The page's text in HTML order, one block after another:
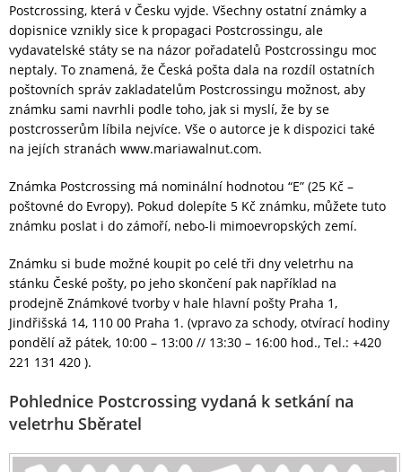
Postcrossing, která v Česku vyjde. Všechny ostatní známky a
dopisnice vznikly sice k propagaci Postcrossingu, ale
vydavatelské státy se na názor pořadatelů Postcrossingu moc
neptaly. To znamená, že Česká pošta dala na rozdíl ostatních
poštovních správ zakladatelům Postcrossingu možnost, aby
známku sami navrhli podle toho, jak si myslí, že by se
postcrosserům líbila nejvíce. Vše o autorce je k dispozici také
na jejích stranách www.mariawalnut.com.
Známka Postcrossing má nominální hodnotou “E” (25 Kč –
poštovné do Evropy). Pokud dolepíte 5 Kč známku, můžete tuto
známku poslat i do zámoří, nebo-li mimoevropských zemí.
Známku si bude možné koupit po celé tři dny veletrhu na
stánku České pošty, po jeho skončení pak například na
prodejně Známkové tvorby v hale hlavní pošty Praha 1,
Jindřišská 14, 110 00 Praha 1. (vpravo za schody, otvírací hodiny
pondělí až pátek, 10:00 – 13:00 // 13:30 – 16:00 hod., Tel.: +420
221 131 420 ).
Pohlednice Postcrossing vydaná k setkání na
veletrhu Sběratel